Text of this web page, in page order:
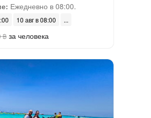
Ежедневно в 08:00.
10 авг в 08:00
฿за человека